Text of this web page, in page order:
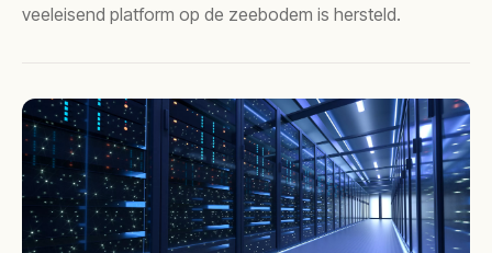
veeleisend platform op de zeebodem is hersteld.